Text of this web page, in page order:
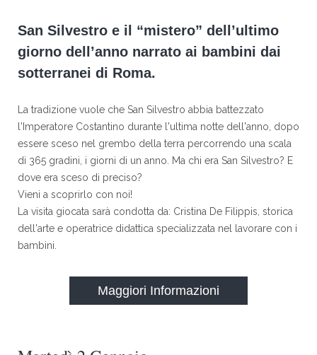
San Silvestro e il “mistero” dell’ultimo
giorno dell’anno narrato ai bambini dai
sotterranei di Roma.
La tradizione vuole che San Silvestro abbia battezzato
l'Imperatore Costantino durante l'ultima notte dell'anno, dopo
essere sceso nel grembo della terra percorrendo una scala
di 365 gradini, i giorni di un anno. Ma chi era San Silvestro? E
dove era sceso di preciso?
Vieni a scoprirlo con noi!
La visita giocata sarà condotta da: Cristina De Filippis, storica
dell'arte e operatrice didattica specializzata nel lavorare con i
bambini.
Maggiori Informazioni